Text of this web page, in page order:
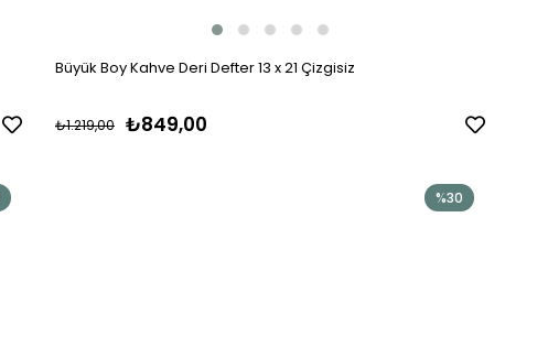
Büyük Boy Kahve Deri Defter 13 x 21 Çizgisiz
₺849,00
₺1.219,00
%30